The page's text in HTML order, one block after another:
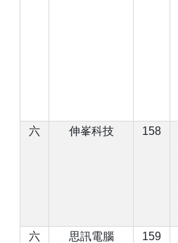
六 伸峯科技 158
六 思訊電腦 159